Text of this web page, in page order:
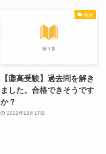
勉強
【灘高受験】過去問を解き
ました。合格できそうです
か？
2022年12月17日